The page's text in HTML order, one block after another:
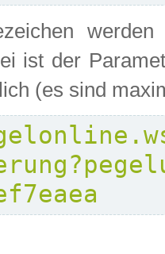
ist der
(es sind